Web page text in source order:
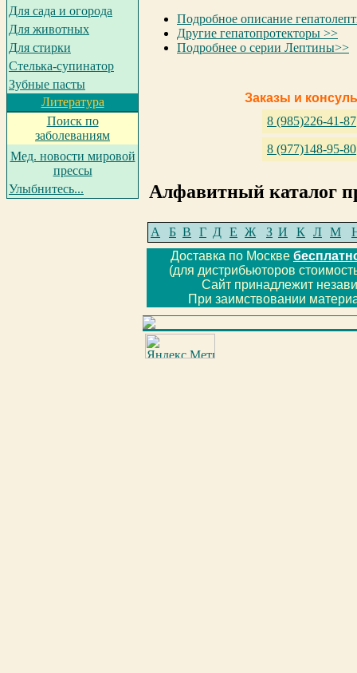
Для сада и огорода
Для животных
Для стирки
Cтелька-супинатор
Зубные пасты
Литература
Поиск по
заболеваниям
Мед. новости мировой
прессы
Улыбнитесь...
Подробное описание
Другие гепатопротекторы >>
Подробнее о серии Лептины>>
Заказы и
8 (985)226-41-87
8 (977)148-95-80
Алфавитный каталог
А Б В Г Д Е Ж З И К Л М
Доставка по Москве
(для дистрибьюторов
Сайт принадлежит
При заимствовании